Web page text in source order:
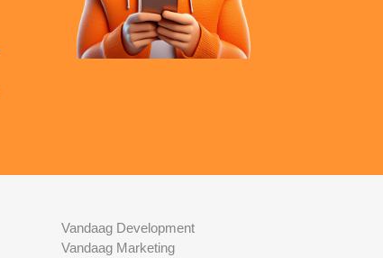
Vandaag Development
Vandaag Marketing